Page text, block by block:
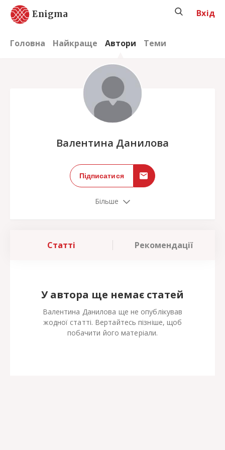
Enigma
Головна Найкраще Автори Теми
Вхід
Валентина Данилова
Підписатися
Більше
Статті Рекомендації
У автора ще немає статей
Валентина Данилова ще не опублікував
жодної статті. Вертайтесь пізніше, щоб
побачити його матеріали.